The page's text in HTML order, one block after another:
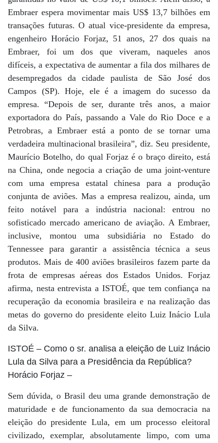
Embraer espera movimentar mais US$ 13,7 bilhões em
transações futuras. O atual vice-presidente da empresa,
engenheiro Horácio Forjaz, 51 anos, 27 dos quais na
Embraer, foi um dos que viveram, naqueles anos
difíceis, a expectativa de aumentar a fila dos milhares de
desempregados da cidade paulista de São José dos
Campos (SP). Hoje, ele é a imagem do sucesso da
empresa. “Depois de ser, durante três anos, a maior
exportadora do País, passando a Vale do Rio Doce e a
Petrobras, a Embraer está a ponto de se tornar uma
verdadeira multinacional brasileira”, diz. Seu presidente,
Maurício Botelho, do qual Forjaz é o braço direito, está
na China, onde negocia a criação de uma joint-venture
com uma empresa estatal chinesa para a produção
conjunta de aviões. Mas a empresa realizou, ainda, um
feito notável para a indústria nacional: entrou no
sofisticado mercado americano de aviação. A Embraer,
inclusive, montou uma subsidiária no Estado do
Tennessee para garantir a assistência técnica a seus
produtos. Mais de 400 aviões brasileiros fazem parte da
frota de empresas aéreas dos Estados Unidos. Forjaz
afirma, nesta entrevista a ISTOÉ, que tem confiança na
recuperação da economia brasileira e na realização das
metas do governo do presidente eleito Luiz Inácio Lula
da Silva.
ISTOÉ – Como o sr. analisa a eleição de Luiz Inácio
Lula da Silva para a Presidência da República?
Horácio Forjaz –
Sem dúvida, o Brasil deu uma grande demonstração de
maturidade e de funcionamento da sua democracia na
eleição do presidente Lula, em um processo eleitoral
civilizado, exemplar, absolutamente limpo, com uma